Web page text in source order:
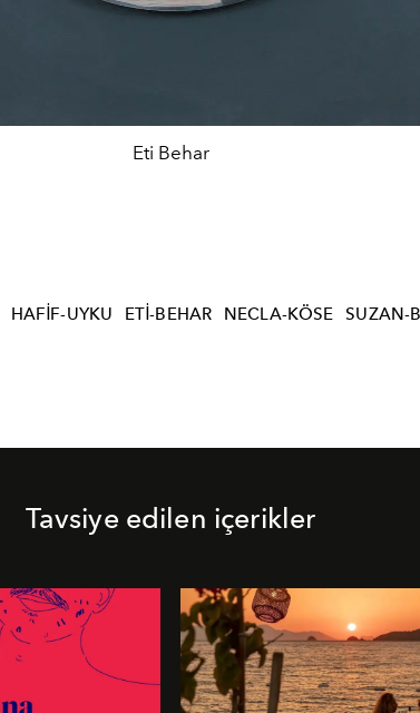
Eti Behar
HAFIF-UYKU ETI-BEHAR NECLA-KÖSE
SUZAN-
Tavsiye edilen içerikler